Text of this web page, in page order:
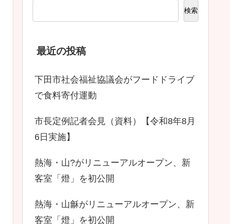
検索
最近の投稿
下田市社会福祉協議会がフードドライブ
で食料寄付運動
市長定例記者会見（資料）【令和8年8月
6日実施】
熱海・山?がリニューアルオープン、新
客室「燈」を初公開
熱海・山龢がリニューアルオープン、新
客室「燈」を初公開